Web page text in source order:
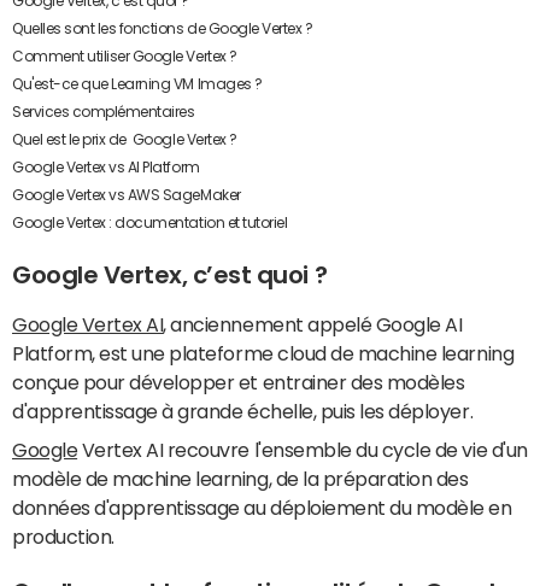
Quelles sont les fonctions de Google Vertex ?
Comment utiliser Google Vertex ?
Qu'est-ce que Learning VM Images ?
Services complémentaires
Quel est le prix de Google Vertex ?
Google Vertex vs AI Platform
Google Vertex vs AWS SageMaker
Google Vertex : documentation et tutoriel
Google Vertex, c’est quoi ?
Google Vertex AI, anciennement appelé Google AI
Platform, est une plateforme cloud de machine learning
conçue pour développer et entrainer des modèles
d'apprentissage à grande échelle, puis les déployer.
GoogleVertex AI recouvre l'ensemble du cycle de vie d'un
modèle de machine learning, de la préparation des
données d'apprentissage au déploiement du modèle en
production.